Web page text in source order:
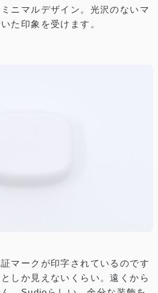
ニマルデザイン。光沢のないマ
た印象を受けます。
マークが印字されているのです
しか見えないくらい。遠くから